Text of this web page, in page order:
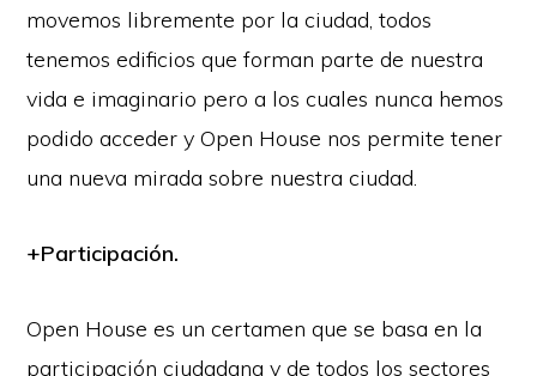
movemos libremente por la ciudad, todos
tenemos edificios que forman parte de nuestra
vida e imaginario pero a los cuales nunca hemos
podido acceder y Open House nos permite tener
una nueva mirada sobre nuestra ciudad.
+Participación.
Open House es un certamen que se basa en la
participación ciudadana y de todos los sectores